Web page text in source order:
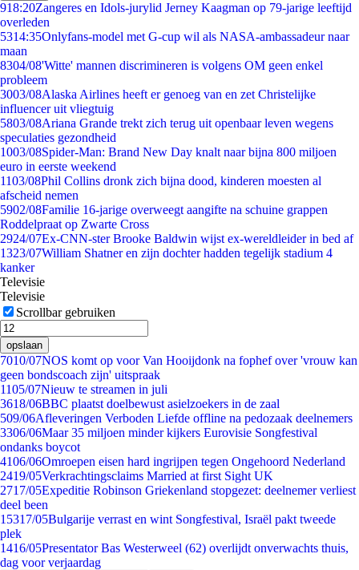
918:20Zangeres en Idols-jurylid Jerney Kaagman op 79-jarige leeftijd
overleden
5314:35Onlyfans-model met G-cup wil als NASA-ambassadeur naar
maan
8304/08'Witte' mannen discrimineren is volgens OM geen enkel
probleem
3003/08Alaska Airlines heeft er genoeg van en zet Christelijke
influencer uit vliegtuig
5803/08Ariana Grande trekt zich terug uit openbaar leven wegens
speculaties gezondheid
1003/08Spider-Man: Brand New Day knalt naar bijna 800 miljoen
euro in eerste weekend
1103/08Phil Collins dronk zich bijna dood, kinderen moesten al
afscheid nemen
5902/08Familie 16-jarige overweegt aangifte na schuine grappen
Roddelpraat op Zwarte Cross
2924/07Ex-CNN-ster Brooke Baldwin wijst ex-wereldleider in bed af
1323/07William Shatner en zijn dochter hadden tegelijk stadium 4
kanker
Televisie
Televisie
Scrollbar gebruiken
opslaan
7010/07NOS komt op voor Van Hooijdonk na fophef over 'vrouw kan
geen bondscoach zijn' uitspraak
1105/07Nieuw te streamen in juli
3618/06BBC plaatst doelbewust asielzoekers in de zaal
509/06Afleveringen Verboden Liefde offline na pedozaak deelnemers
3306/06Maar 35 miljoen minder kijkers Eurovisie Songfestival
ondanks boycot
4106/06Omroepen eisen hard ingrijpen tegen Ongehoord Nederland
2419/05Verkrachtingsclaims Married at first Sight UK
2717/05Expeditie Robinson Griekenland stopgezet: deelnemer verliest
deel been
15317/05Bulgarije verrast en wint Songfestival, Israël pakt tweede
plek
1416/05Presentator Bas Westerweel (62) overlijdt onverwachts thuis,
dag voor verjaardag